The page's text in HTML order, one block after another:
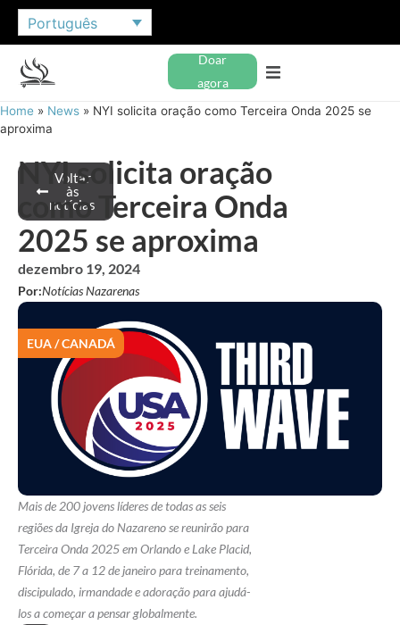
Português
Doar
agora
Home » News » NYI solicita oração como Terceira Onda 2025 se
aproxima
Voltar
às
notícias
NYI solicita oração
como Terceira Onda
2025 se aproxima
dezembro 19, 2024
Por:Notícias Nazarenas
EUA / CANADÁ
Mais de 200 jovens líderes de todas as seis
regiões da Igreja do Nazareno se reunirão para
Terceira Onda 2025 em Orlando e Lake Placid,
Flórida, de 7 a 12 de janeiro para treinamento,
discipulado, irmandade e adoração para ajudá-
los a começar a pensar globalmente.